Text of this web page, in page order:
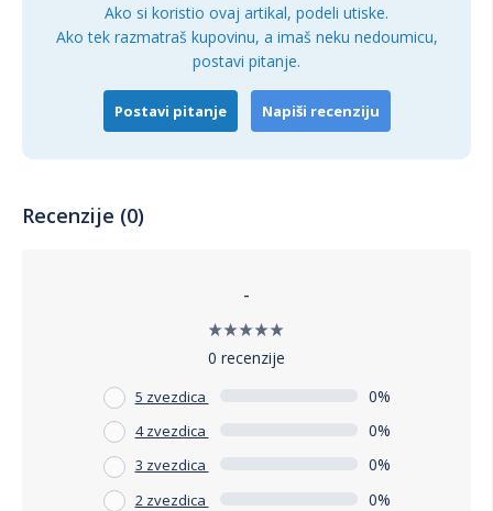
Ako si koristio ovaj artikal, podeli utiske.
Ako tek razmatraš kupovinu, a imaš neku nedoumicu,
postavi pitanje.
Postavi pitanje Napiši recenziju
Recenzije (0)
-
0 recenzije
5 zvezdica 0%
4 zvezdica 0%
3 zvezdica 0%
2 zvezdica 0%